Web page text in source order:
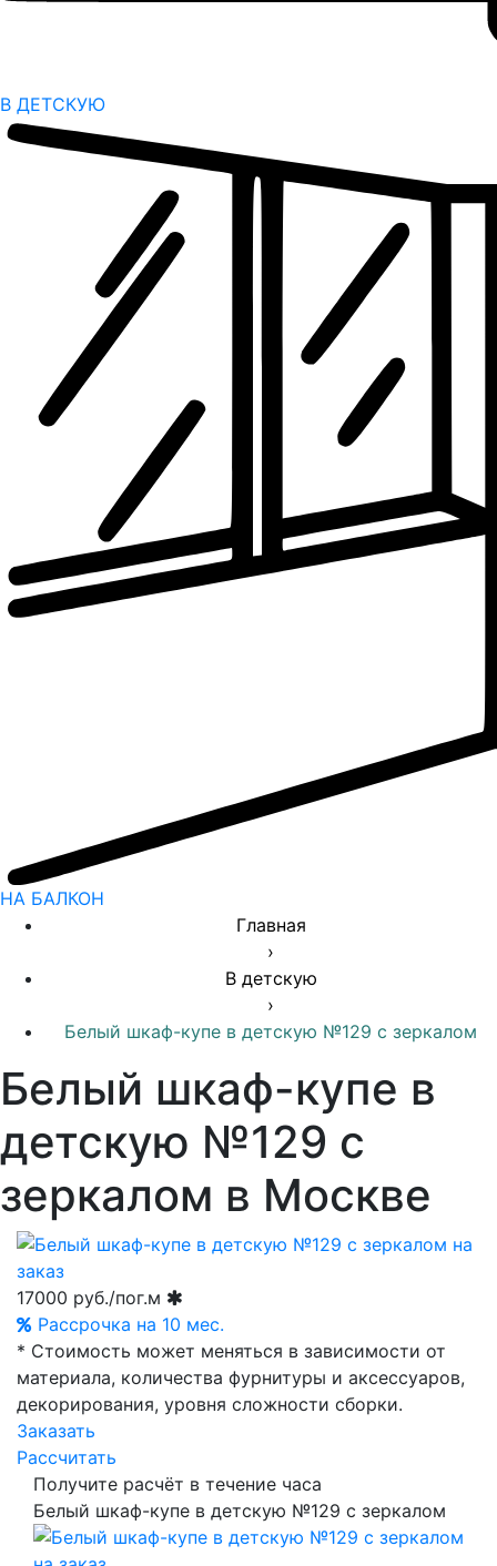
В ДЕТСКУЮ
НА БАЛКОН
Главная
›
В детскую
›
Белый шкаф-купе в детскую №129 с зеркалом
Белый шкаф-купе в
детскую №129 с
зеркалом в Москве
17000 руб./пог.м
Рассрочка на 10 мес.
* Стоимость может меняться в зависимости от
материала, количества фурнитуры и аксессуаров,
декорирования, уровня сложности сборки.
Заказать
Рассчитать
Получите расчёт в течение часа
Белый шкаф-купе в детскую №129 с зеркалом